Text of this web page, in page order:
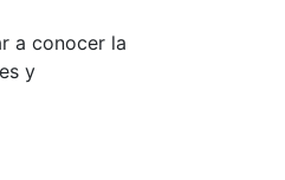
a conocer la
y